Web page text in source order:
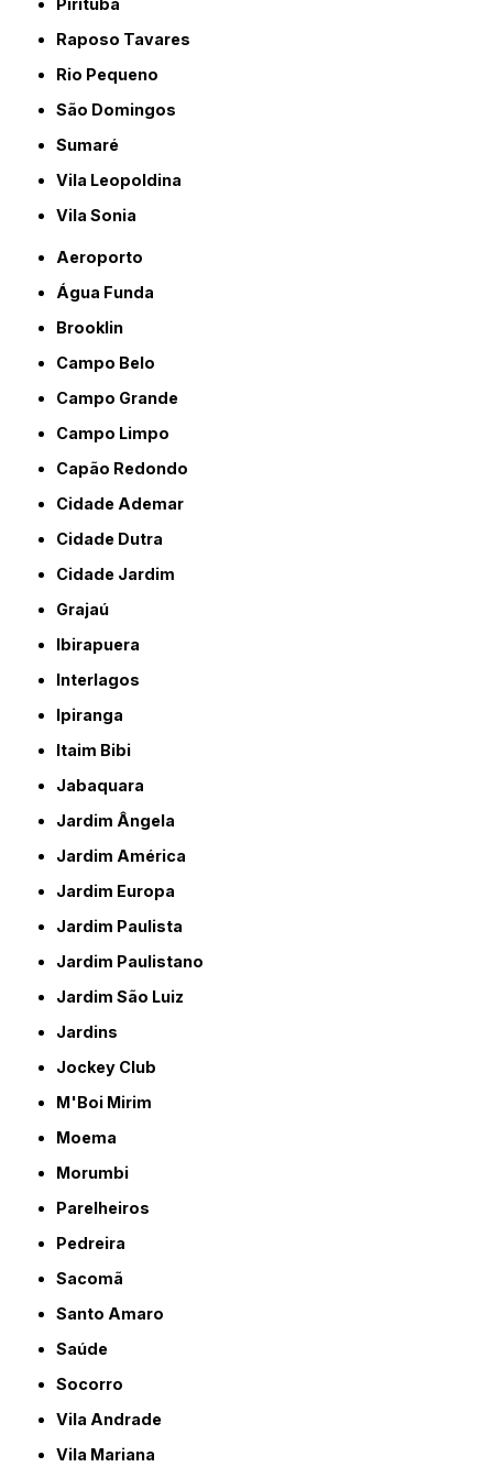
Pirituba
Raposo Tavares
Rio Pequeno
São Domingos
Sumaré
Vila Leopoldina
Vila Sonia
Aeroporto
Água Funda
Brooklin
Campo Belo
Campo Grande
Campo Limpo
Capão Redondo
Cidade Ademar
Cidade Dutra
Cidade Jardim
Grajaú
Ibirapuera
Interlagos
Ipiranga
Itaim Bibi
Jabaquara
Jardim Ângela
Jardim América
Jardim Europa
Jardim Paulista
Jardim Paulistano
Jardim São Luiz
Jardins
Jockey Club
M'Boi Mirim
Moema
Morumbi
Parelheiros
Pedreira
Sacomã
Santo Amaro
Saúde
Socorro
Vila Andrade
Vila Mariana